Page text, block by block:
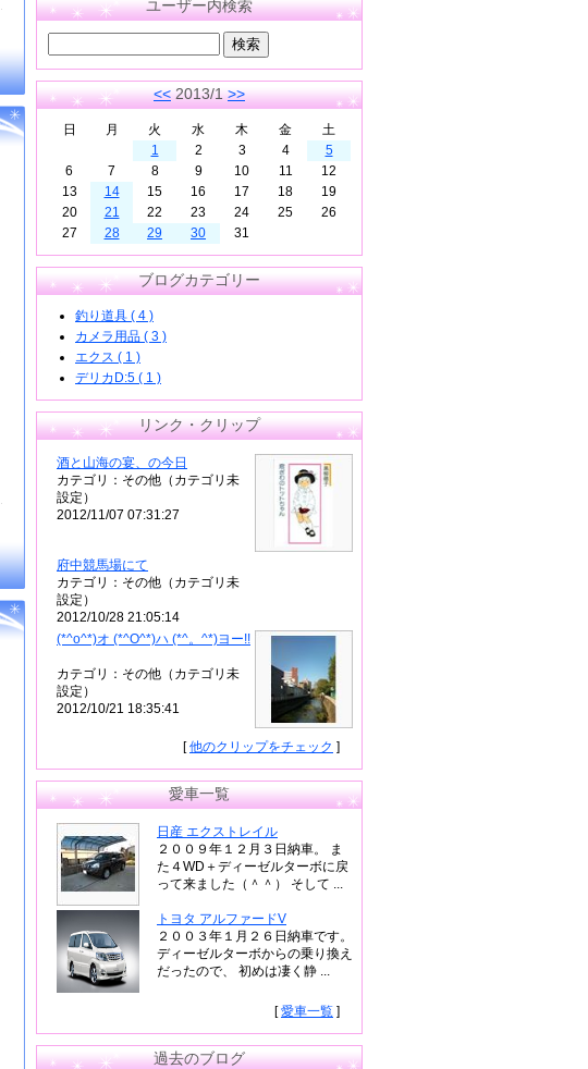
ユーザー内検索
<<2013/1>>
日 月 火 水 木 金
土
1
2 3 4
5
6
7 8 9 10 11
12
13
14 15 16 17 18
19
20
21 22 23 24 25
26
27
28 29 30 31
ブログカテゴリー
釣り道具 ( 4 )
カメラ用品 ( 3 )
エクス ( 1 )
デリカD:5 ( 1 )
リンク・クリップ
酒と山海の宴、の今日
カテゴリ：その他（カテゴリ未
設定）
2012/11/07 07:31:27
府中競馬場にて
カテゴリ：その他（カテゴリ未
設定）
2012/10/28 21:05:14
(*^o^*)オ (*^O^*)ハ (*^。^*)ヨー!!
カテゴリ：その他（カテゴリ未
設定）
2012/10/21 18:35:41
[他のクリップをチェック ]
愛車一覧
日産 エクストレイル
２００９年１２月３日納車。 ま
た４WD＋ディーゼルターボに戻
って来ました（＾＾） そして ...
トヨタ アルファードV
２００３年１月２６日納車です。
ディーゼルターボからの乗り換え
だったので、 初めは凄く静 ...
[愛車一覧 ]
過去のブログ